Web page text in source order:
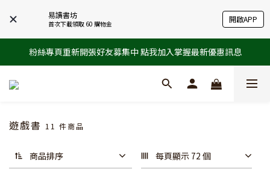
易讀書坊
首次下載領取 60 購物金 開啟APP
粉絲專頁重新開張好友募集中 點我加入掌握最新優惠訊息
遊戲書 11 件商品
商品排序 每頁顯示 72 個